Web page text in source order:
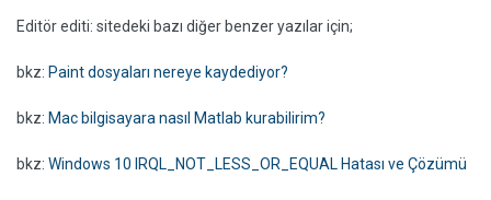
Editör editi: sitedeki bazı diğer benzer yazılar için;
bkz: Paint dosyaları nereye kaydediyor?
bkz: Mac bilgisayara nasıl Matlab kurabilirim?
bkz: Windows 10 IRQL_NOT_LESS_OR_EQUAL Hatası ve Çözümü